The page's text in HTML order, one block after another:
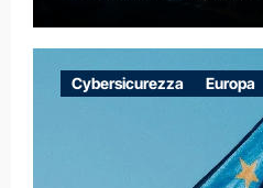
CASO DELLE
EUROPEE NEL
GUERRA
Cybersicurezza Europa